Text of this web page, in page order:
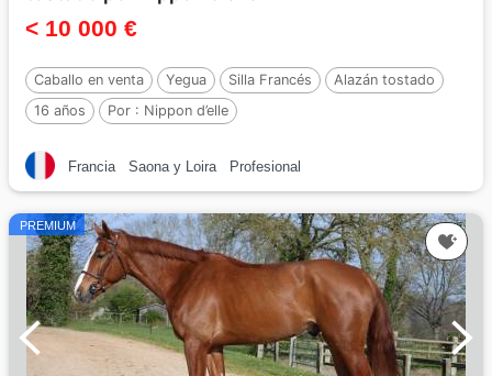
< 10 000 €
Caballo en venta Yegua Silla Francés
Alazán tostado
16 años
Por : Nippon d’elle
Francia Saona y Loira Profesional
PREMIUM